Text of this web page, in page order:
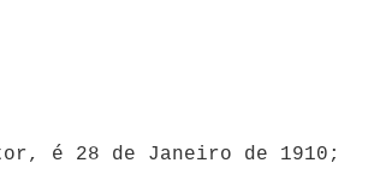
é 28 de Janeiro de 1910;